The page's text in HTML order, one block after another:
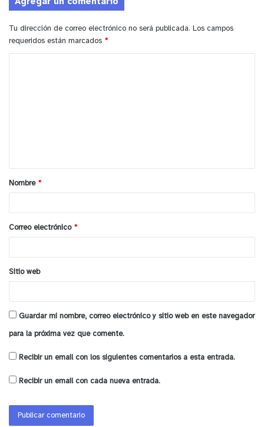
Tu dirección de correo electrónico no será publicada. Los campos
requeridos están marcados *
a
r
*
Nombre *
Correo electrónico *
Sitio web
Guardar mi nombre, correo electrónico y sitio web en este navegador
para la próxima vez que comente.
Recibir un email con los siguientes comentarios a esta entrada.
Recibir un email con cada nueva entrada.